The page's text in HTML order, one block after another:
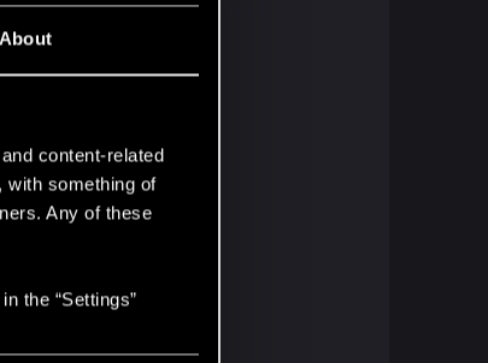
About
content-related
with something of
Any of these
the “Settings”